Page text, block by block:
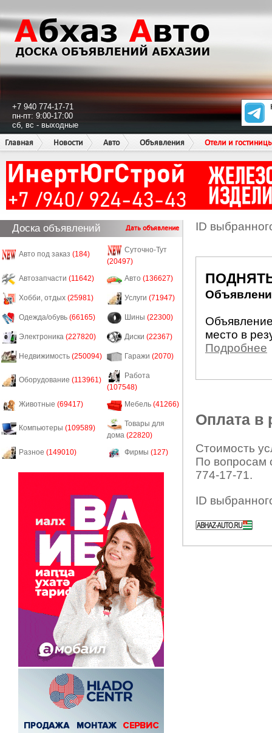
+7 940 774-17-71
пн-пт: 9:00-17:00
сб, вс - выходные
Главная
Новости Авто Объявления Отели и
Доска объявлений Дать объявление
Авто под заказ (184)
Суточно-Тут
(20497)
Автозапчасти (11642) Авто (136627)
Хобби, отдых (25981) Услуги (71947)
Одежда/обувь (66165) Шины (22300)
Электроника (227820) Диски (22367)
Недвижимость (250094) Гаражи (2070)
Оборудование (113961)
Работа
(107548)
Животные (69417) Мебель (41266)
Компьютеры (109589)
Товары для
дома (22820)
Разное (149010) Фирмы (127)
ID
место в
Подробнее
Оплата в
Стоимость
По вопросам
774-17-71.
ID